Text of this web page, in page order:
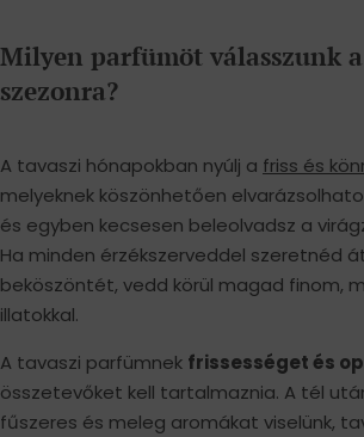
Milyen parfümöt válasszunk
szezonra?
A tavaszi hónapokban nyúlj a friss és
melyeknek köszönhetően
és egyben kecsesen beleolvadsz a
Ha minden érzékszerveddel szeretnéd
beköszöntét, vedd körül magad finom,
illatokkal.
A tavaszi parfümnek frissességet és
összetevőket kell tartalmaznia. A tél
fűszeres és meleg aromákat viselünk,